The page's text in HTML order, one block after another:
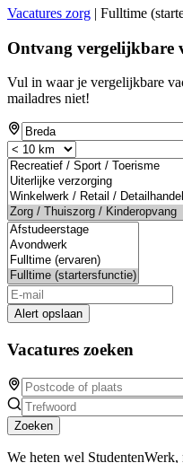
Vacatures zorg | Fulltime
Ontvang vergelijkbare
Vul in waar je vergelijkbare
mailadres niet!
Alert opslaan
Vacatures zoeken
Zoeken
We heten wel